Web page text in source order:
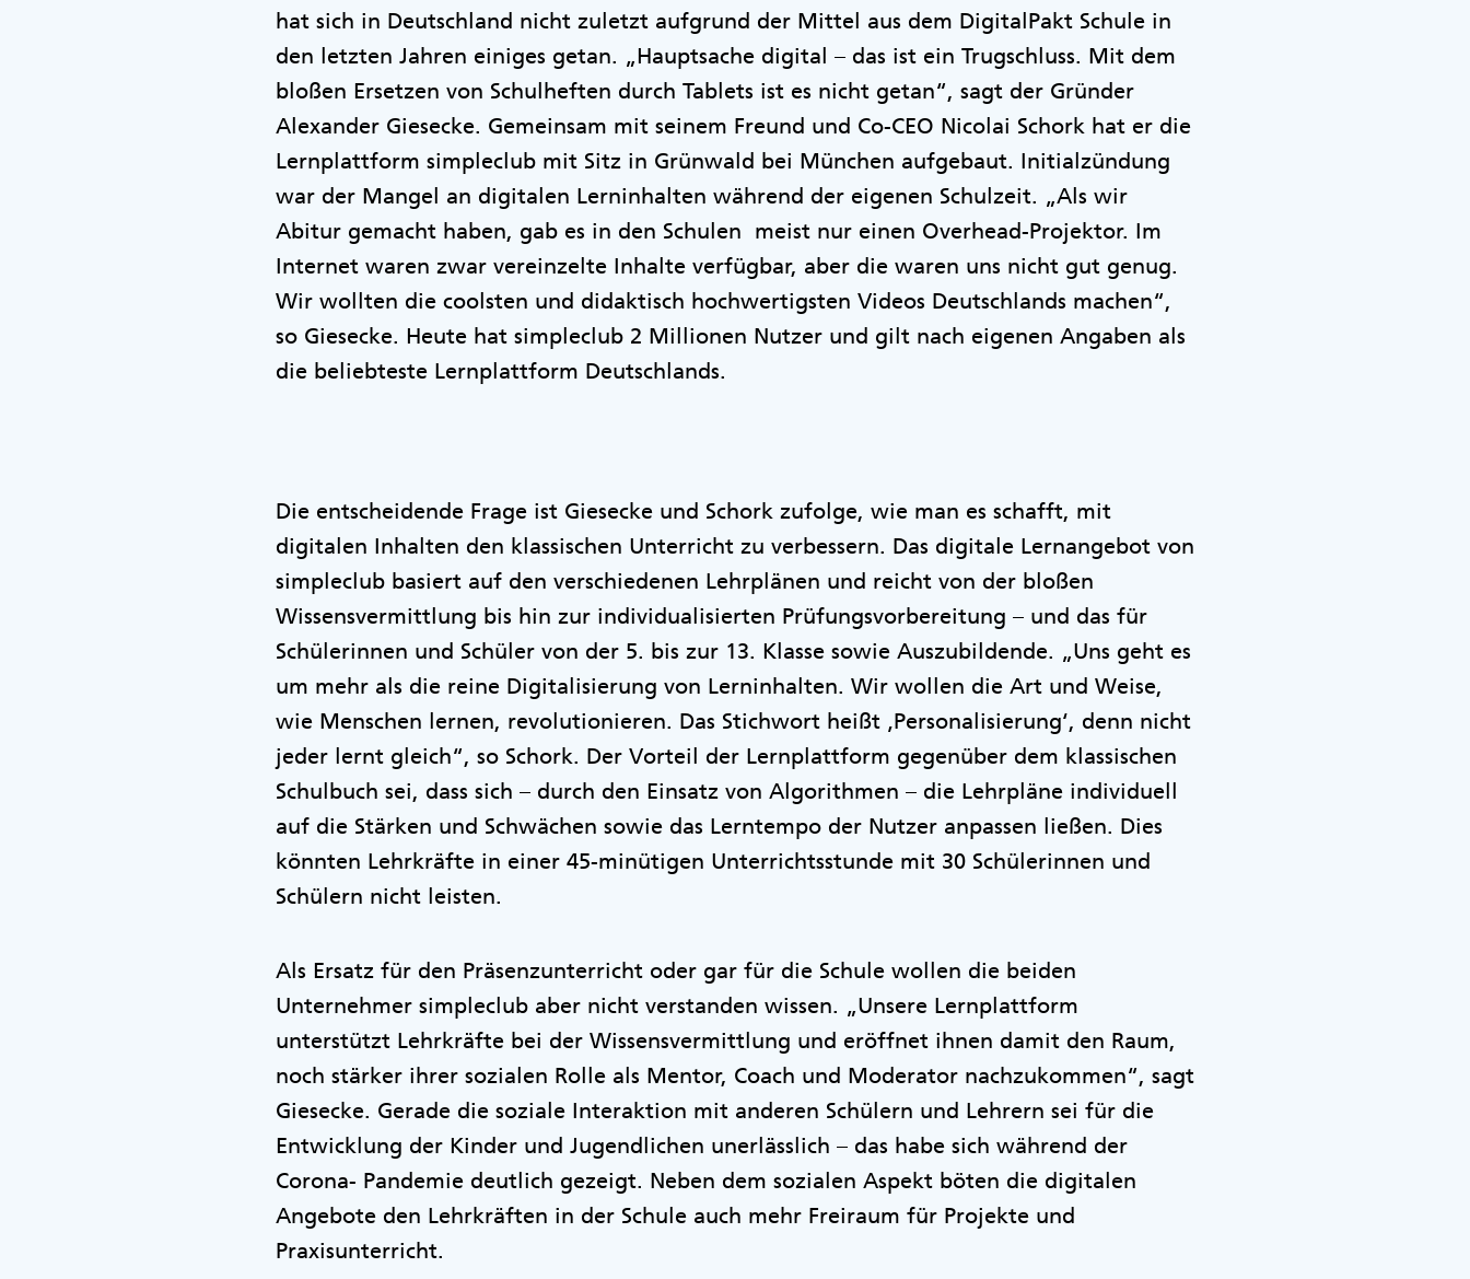
hat sich in Deutschland nicht zuletzt aufgrund der Mittel aus dem DigitalPakt Schule in
den letzten Jahren einiges getan. „Hauptsache digital – das ist ein Trugschluss. Mit dem
bloßen Ersetzen von Schulheften durch Tablets ist es nicht getan“, sagt der Gründer
Alexander Giesecke. Gemeinsam mit seinem Freund und Co-CEO Nicolai Schork hat er die
Lernplattform simpleclub mit Sitz in Grünwald bei München aufgebaut. Initialzündung
war der Mangel an digitalen Lerninhalten während der eigenen Schulzeit. „Als wir
Abitur gemacht haben, gab es in den Schulen meist nur einen Overhead-Projektor. Im
Internet waren zwar vereinzelte Inhalte verfügbar, aber die waren uns nicht gut genug.
Wir wollten die coolsten und didaktisch hochwertigsten Videos Deutschlands machen“,
so Giesecke. Heute hat simpleclub 2 Millionen Nutzer und gilt nach eigenen Angaben als
die beliebteste Lernplattform Deutschlands.
Die entscheidende Frage ist Giesecke und Schork zufolge, wie man es schafft, mit
digitalen Inhalten den klassischen Unterricht zu verbessern. Das digitale Lernangebot von
simpleclub basiert auf den verschiedenen Lehrplänen und reicht von der bloßen
Wissensvermittlung bis hin zur individualisierten Prüfungsvorbereitung – und das für
Schülerinnen und Schüler von der 5. bis zur 13. Klasse sowie Auszubildende. „Uns geht es
um mehr als die reine Digitalisierung von Lerninhalten. Wir wollen die Art und Weise,
wie Menschen lernen, revolutionieren. Das Stichwort heißt ‚Personalisierung‘, denn nicht
jeder lernt gleich“, so Schork. Der Vorteil der Lernplattform gegenüber dem klassischen
Schulbuch sei, dass sich – durch den Einsatz von Algorithmen – die Lehrpläne individuell
auf die Stärken und Schwächen sowie das Lerntempo der Nutzer anpassen ließen. Dies
könnten Lehrkräfte in einer 45-minütigen Unterrichtsstunde mit 30 Schülerinnen und
Schülern nicht leisten.
Als Ersatz für den Präsenzunterricht oder gar für die Schule wollen die beiden
Unternehmer simpleclub aber nicht verstanden wissen. „Unsere Lernplattform
unterstützt Lehrkräfte bei der Wissensvermittlung und eröffnet ihnen damit den Raum,
noch stärker ihrer sozialen Rolle als Mentor, Coach und Moderator nachzukommen“, sagt
Giesecke. Gerade die soziale Interaktion mit anderen Schülern und Lehrern sei für die
Entwicklung der Kinder und Jugendlichen unerlässlich – das habe sich während der
Corona- Pandemie deutlich gezeigt. Neben dem sozialen Aspekt böten die digitalen
Angebote den Lehrkräften in der Schule auch mehr Freiraum für Projekte und
Praxisunterricht.